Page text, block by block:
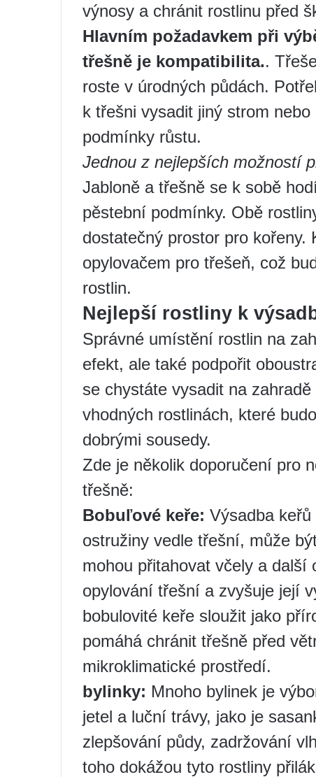
výnosy a chránit rostlinu před
Hlavním požadavkem při
třešně je kompatibilita..
roste v úrodných půdách.
k třešni vysadit jiný strom
podmínky růstu.
Jednou z nejlepších možností
Jabloně a třešně se k sobě
pěstební podmínky. Obě
dostatečný prostor pro kořeny.
opylovačem pro třešeň, což
rostlin.
Nejlepší rostliny k
Správné umístění rostlin na
efekt, ale také podpořit
se chystáte vysadit na
vhodných rostlinách, které
dobrými sousedy.
Zde je několik doporučení pro
třešně:
Bobuľové keře: Výsadba
ostružiny vedle třešní, může
mohou přitahovat včely a
opylování třešní a zvyšuje její
bobulovité keře sloužit jako
pomáhá chránit třešně před
mikroklimatické prostředí.
bylinky: Mnoho bylinek je
jetel a luční trávy, jako je
zlepšování půdy, zadržování
toho dokážou tyto rostliny